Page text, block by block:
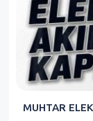
MUHTAR